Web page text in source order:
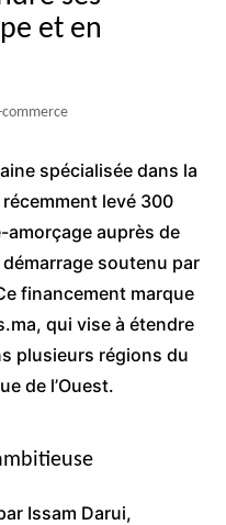
et en
commerce
spécialisée dans la
levé 300
auprès de
soutenu par
financement marque
qui vise à étendre
plusieurs régions du
de l’Ouest.
Issam Darui,